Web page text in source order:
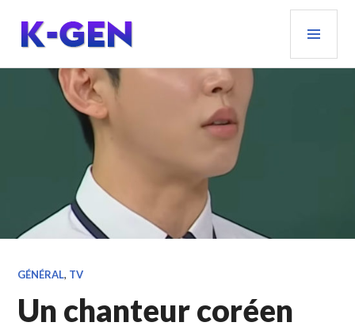
contenu
principal
K-GEN
GÉNÉRAL, TV
Un chanteur coréen